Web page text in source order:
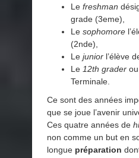
Le freshman
grade (3eme),
Le sophomore
(2nde),
Le juniorl’élève
Le 12th graderou
Terminale.
Ce sont des années
que se joue l’avenir
Ces quatre années de
non comme un but en
longue préparation